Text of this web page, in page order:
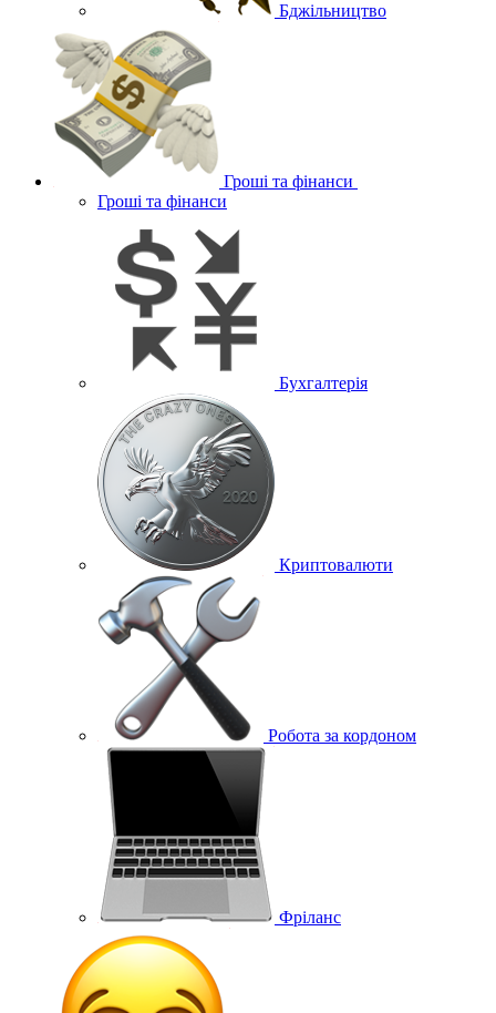
Бджільництво
Гроші та фінанси
Гроші та фінанси
Бухгалтерія
Криптовалюти
Робота за кордоном
Фріланс